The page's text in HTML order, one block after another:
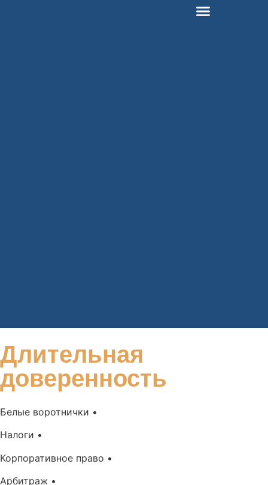
Длительная
доверенность
Белые воротнички •
Налоги •
Корпоративное право •
Арбитраж •